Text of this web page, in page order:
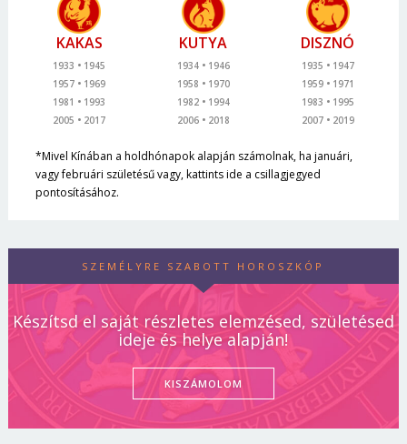
KAKAS
1933
1945
1957
1969
1981
1993
2005
2017
KUTYA
1934
1946
1958
1970
1982
1994
2006
2018
DISZNÓ
1935
1947
1959
1971
1983
1995
2007
2019
*Mivel Kínában a holdhónapok alapján számolnak, ha januári,
vagy februári születésű vagy, kattints ide a csillagjegyed
pontosításához.
SZEMÉLYRE SZABOTT HOROSZKÓP
Készítsd el saját részletes elemzésed, születésed
ideje és helye alapján!
KISZÁMOLOM